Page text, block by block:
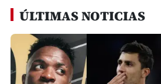
ÚLTIMAS NOTICIAS